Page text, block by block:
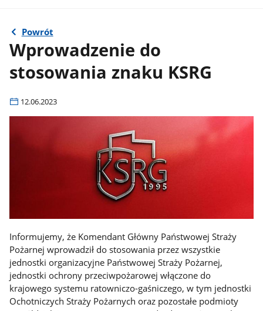
Powrót
Wprowadzenie do
stosowania znaku KSRG
12.06.2023
Informujemy, że Komendant Główny Państwowej Straży
Pożarnej wprowadził do stosowania przez wszystkie
jednostki organizacyjne Państwowej Straży Pożarnej,
jednostki ochrony przeciwpożarowej włączone do
krajowego systemu ratowniczo-gaśniczego, w tym jednostki
Ochotniczych Straży Pożarnych oraz pozostałe podmioty